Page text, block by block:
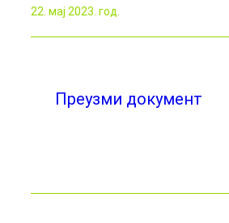
22. мај 2023. год.
Преузми документ